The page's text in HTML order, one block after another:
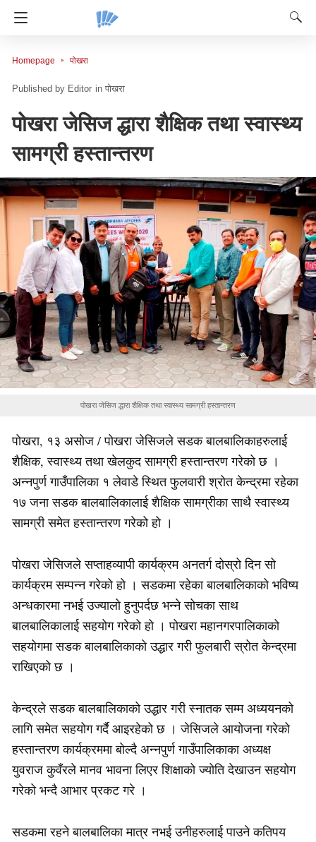
Homepage पोखरा
Editor in पोखरा
पोखरा जेसिज द्धारा शैक्षिक तथा स्वास्थ्य
सामग्री हस्तान्तरण
पोखरा जेसिज द्धारा शैक्षिक तथा स्वास्थ्य सामग्री हस्तान्तरण
पोखरा, १३ असोज / पोखरा जेसिजले सडक बालबालिकाहरुलाई
शैक्षिक, स्वास्थ्य तथा खेलकुद सामग्री हस्तान्तरण गरेको छ ।
अन्नपुर्ण गाउँपालिका १ लेवाडे स्थित फुलवारी श्रोत केन्द्रमा रहेका
१७ जना सडक बालबालिकालाई शैक्षिक सामग्रीका साथै स्वास्थ्य
सामग्री समेत हस्तान्तरण गरेको हो ।
पोखरा जेसिजले सप्ताहव्यापी कार्यक्रम अनतर्ग दोस्रो दिन सो
कार्यक्रम सम्पन्न गरेको हो । सडकमा रहेका बालबालिकाको भविष्य
अन्धकारमा नभई उज्यालो हुनुपर्दछ भन्ने सोचका साथ
बालबालिकालाई सहयोग गरेको हो । पोखरा महानगरपालिकाको
सहयोगमा सडक बालबालिकाको उद्धार गरी फुलबारी स्रोत केन्द्रमा
राखिएको छ ।
केन्द्रले सडक बालबालिकाको उद्धार गरी स्नातक सम्म अध्ययनको
लागि समेत सहयोग गर्दै आइरहेको छ । जेसिजले आयोजना गरेको
हस्तान्तरण कार्यक्रममा बोल्दै अन्नपुर्ण गाउँपालिकाका अध्यक्ष
युवराज कुवँरले मानव भावना लिएर शिक्षाको ज्योति देखाउन सहयोग
गरेको भन्दै आभार प्रकट गरे ।
सडकमा रहने बालबालिका मात्र नभई उनीहरुलाई पाउने कतिपय